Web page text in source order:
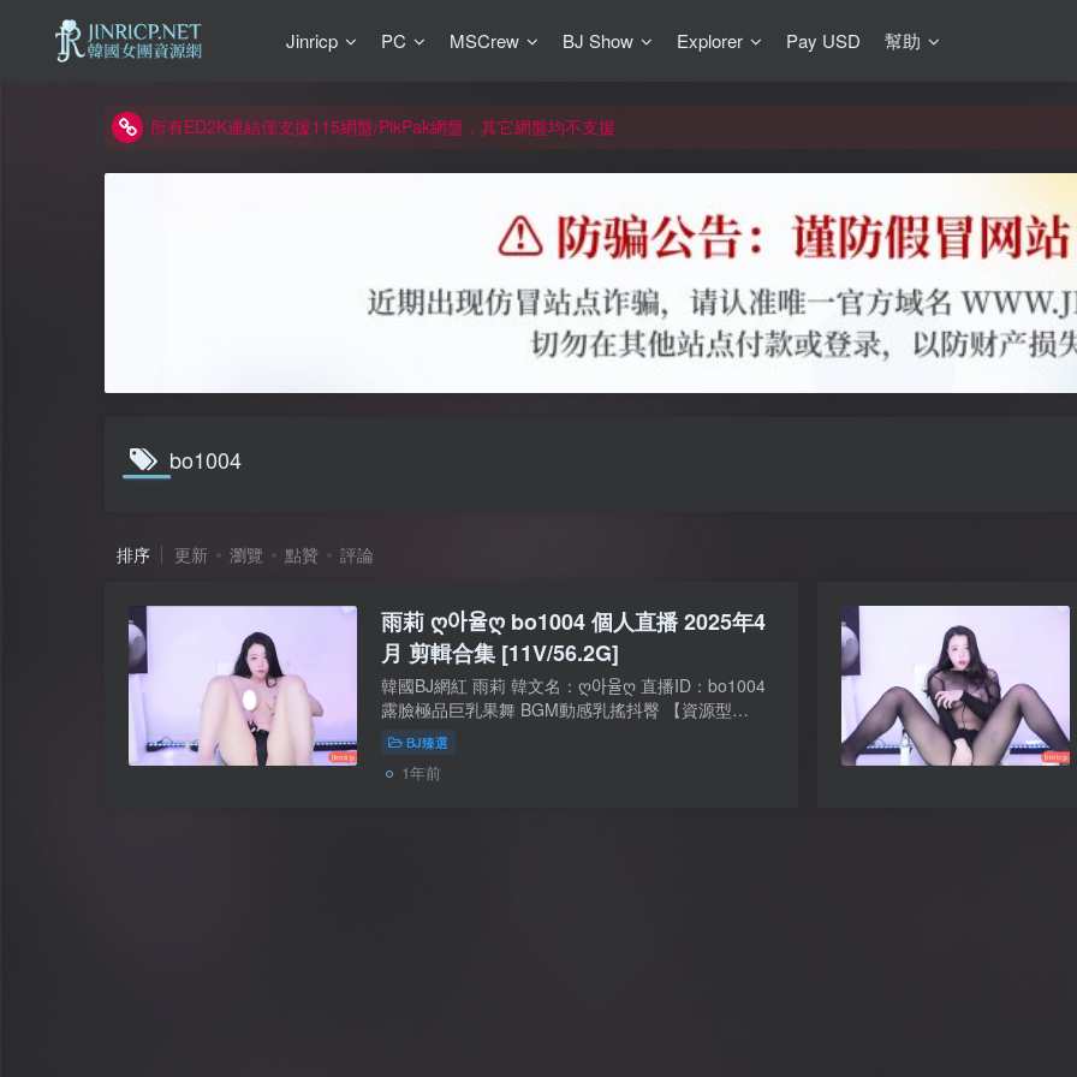
Jinricp PC MSCrew BJ Show Explorer Pay USD 幫助
正版宣告: 警惕盜版網站冒充 Jinricp.net [20260605更新]
所有ED2K連結僅支援115網盤/PikPak網盤，其它網盤均不支援
關於 PikPak 下播放影片呈現 “一條線” 的問題報告
正版宣告: 警惕盜版網站冒充 Jinricp.net [20260605更新]
bo1004
排序 更新 瀏覽 點贊 評論
雨莉 ღ아율ღ bo1004 個人直播 2025年4
月 剪輯合集 [11V/56.2G]
韓國BJ網紅 雨莉 韓文名：ღ아율ღ 直播ID：bo1004
露臉極品巨乳果舞 BGM動感乳搖抖臀 【資源型
別】：自錄影片【是否有碼】：無碼 無水印 無廣告
【資源大小】：11V/56.2G/11配額【下載渠...
BJ臻選
1年前